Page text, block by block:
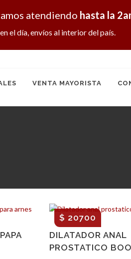
atendiendo hasta la
el día, envíos al interior del país.
VENTA MAYORISTA
DILATADOR ANAL
PROSTATICO
$ 20700